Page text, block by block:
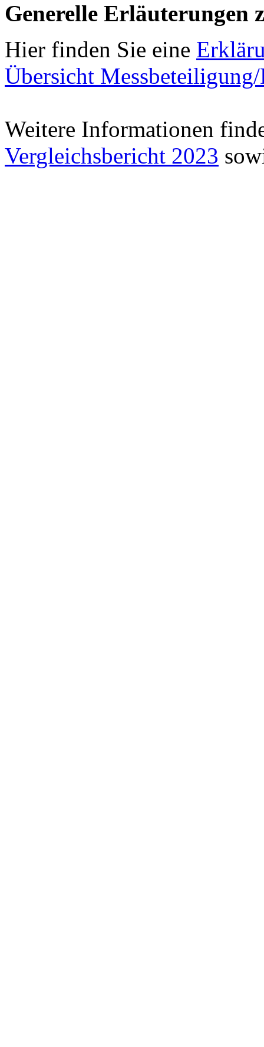
Generelle Erläuterungen
Hier finden Sie eine
Übersicht
Weitere Informationen
Vergleichsbericht 2023